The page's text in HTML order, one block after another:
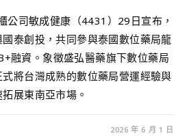
公司敏成健康（4431）29日宣布，
泰創投，共同參與泰國數位藥局龍
融資。象徵盛弘醫藥旗下數位藥局
將台灣成熟的數位藥局營運經驗與
展東南亞市場。
2026 年 6 月 1 日